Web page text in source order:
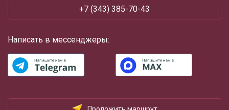
+7 (343) 385-70-43
Написать в мессенджеры: